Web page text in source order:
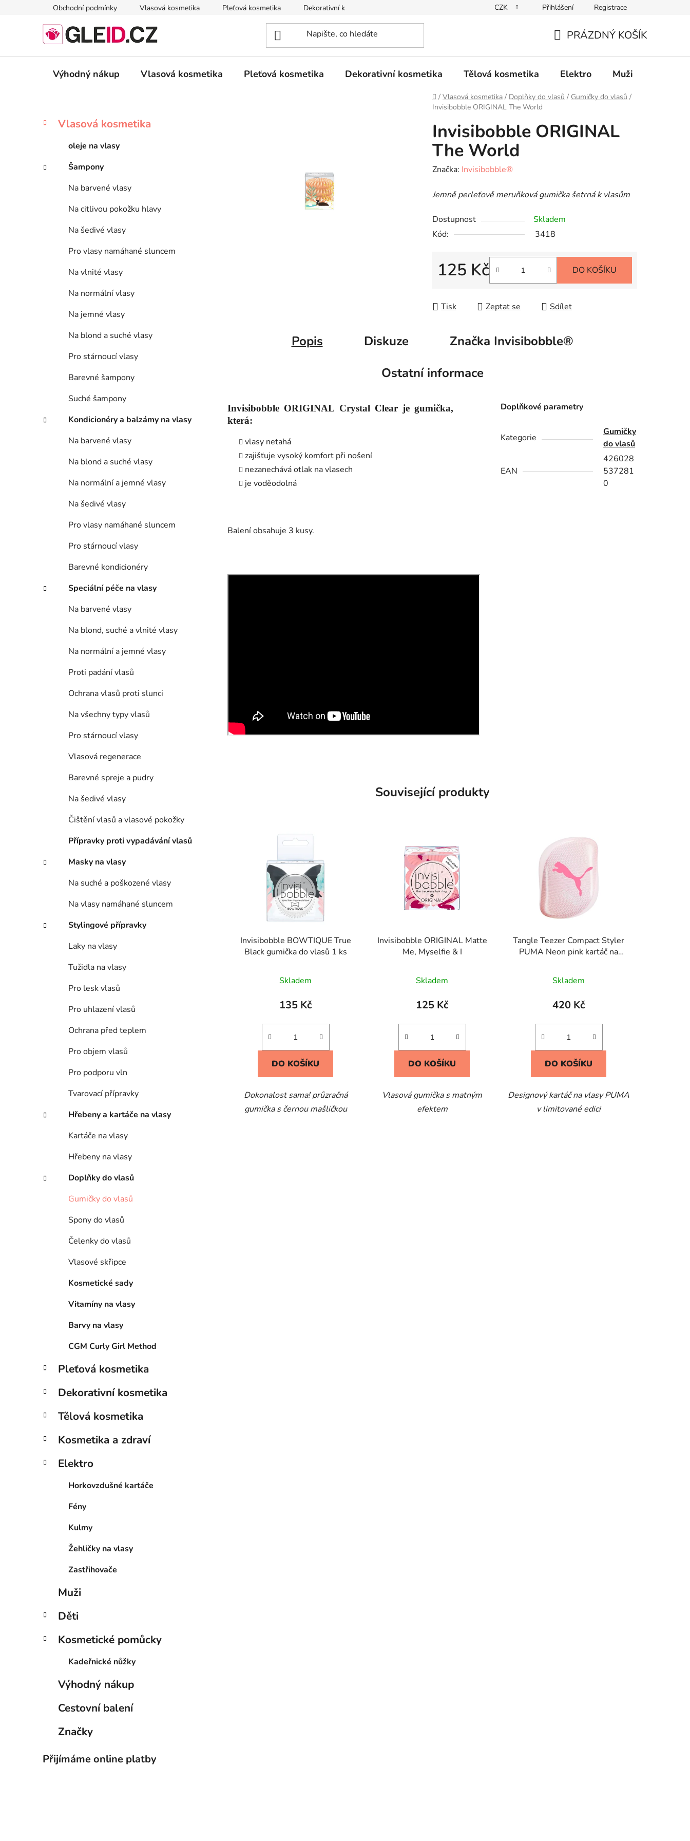
Obchodní podmínky Vlasová kosmetika Pleťová kosmetika Dekorativní kosmetika Elektro Děti Výhodný nákup
CZK Přihlášení Registrace
KOŠÍK
PRÁZDNÝ KOŠÍK
Výhodný nákup Vlasová kosmetika Pleťová kosmetika Dekorativní kosmetika Tělová kosmetika Elektro Muži
Domů
/ Vlasová kosmetika / Doplňky do vlasů / Gumičky do vlasů /
Invisibobble ORIGINAL The World
P
r
Přeskočit
kategorie
K
a
g
o
Vlasová kosmetika
oleje na vlasy
Šampony
Na barvené vlasy
Na citlivou pokožku hlavy
Na šedivé vlasy
Pro vlasy namáhané sluncem
Na vlnité vlasy
Na normální vlasy
Na jemné vlasy
Na blond a suché vlasy
Pro stárnoucí vlasy
Barevné šampony
Suché šampony
Kondicionéry a balzámy na vlasy
Na barvené vlasy
Na blond a suché vlasy
Na normální a jemné vlasy
Na šedivé vlasy
Pro vlasy namáhané sluncem
Pro stárnoucí vlasy
Barevné kondicionéry
Speciální péče na vlasy
Na barvené vlasy
Na blond, suché a vlnité vlasy
Na normální a jemné vlasy
Proti padání vlasů
Ochrana vlasů proti slunci
Na všechny typy vlasů
Pro stárnoucí vlasy
Vlasová regenerace
Barevné spreje a pudry
Na šedivé vlasy
Čištění vlasů a vlasové pokožky
Přípravky proti vypadávání vlasů
Masky na vlasy
Na suché a poškozené vlasy
Na vlasy namáhané sluncem
Stylingové přípravky
Laky na vlasy
Tužidla na vlasy
Pro lesk vlasů
Pro uhlazení vlasů
Ochrana před teplem
Pro objem vlasů
Pro podporu vln
Tvarovací přípravky
Hřebeny a kartáče na vlasy
Kartáče na vlasy
Hřebeny na vlasy
Doplňky do vlasů
Gumičky do vlasů
Spony do vlasů
Čelenky do vlasů
Vlasové skřipce
Kosmetické sady
Vitamíny na vlasy
Barvy na vlasy
CGM Curly Girl Method
Pleťová kosmetika
Dekorativní kosmetika
Tělová kosmetika
Kosmetika a zdraví
Elektro
Horkovzdušné kartáče
Fény
Kulmy
Žehličky na vlasy
Zastřihovače
Muži
Děti
Kosmetické pomůcky
Kadeřnické nůžky
Výhodný nákup
Cestovní balení
Značky
Přijímáme online platby
Invisibobble ORIGINAL
The World
Značka: Invisibobble®
Jemně perleťově meruňková gumička šetrná k vlasům
Dostupnost
Skladem
Kód:
3418
125 Kč DO KOŠÍKU
Tisk Zeptat se Sdílet
Popis Diskuze Značka Invisibobble®
Ostatní informace
Invisibobble ORIGINAL Crystal Clear je gumička,
která:
vlasy netahá
zajišťuje vysoký komfort při nošení
nezanechává otlak na vlasech
je voděodolná
Balení obsahuje 3 kusy.
Doplňkové parametry
Kategorie
Gumičky
do vlasů
EAN
426028
537281
0
Související produkty
Invisibobble BOWTIQUE True
Black gumička do vlasů 1 ks
Skladem
135 Kč
DO KOŠÍKU
Dokonalost sama! průzračná
gumička s černou mašličkou
Invisibobble ORIGINAL Matte
Me, Myselfie & I
Skladem
125 Kč
DO KOŠÍKU
Vlasová gumička s matným
efektem
Tangle Teezer Compact Styler
PUMA Neon pink kartáč na
Skladem
420 Kč
DO KOŠÍKU
Designový kartáč na vlasy PUMA
v limitované edici